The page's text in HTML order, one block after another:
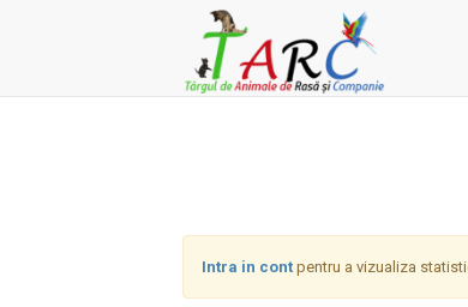
Intra in cont pentru a vizualiza